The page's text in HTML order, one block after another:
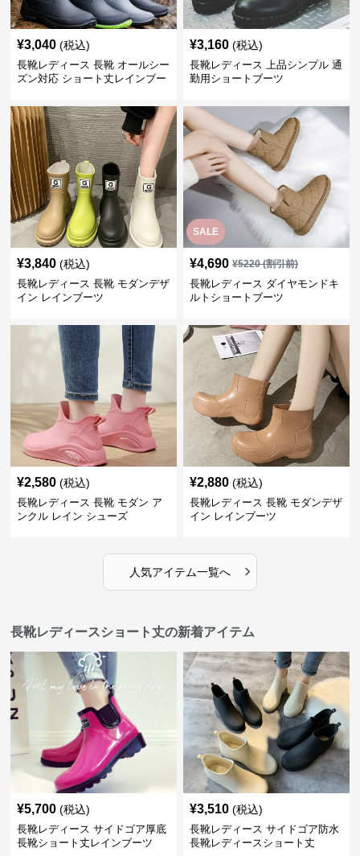
¥3,040 (税込)
長靴レディース 長靴 オールシー
ズン対応 ショート丈レインブー
¥3,160 (税込)
長靴レディース 上品シンプル 通
勤用ショートブーツ
¥3,840 (税込)
長靴レディース 長靴 モダンデザ
イン レインブーツ
SALE
¥4,690 ¥5220(割引前)
長靴レディース ダイヤモンドキ
ルトショートブーツ
¥2,580 (税込)
長靴レディース 長靴 モダン ア
ンクル レイン シューズ
¥2,880 (税込)
長靴レディース 長靴 モダンデザ
イン レインブーツ
人気アイテム一覧へ ›
長靴レディースショート丈の新着アイテム
¥5,700 (税込)
長靴レディース サイドゴア厚底
長靴ショート丈レインブーツ
¥3,510 (税込)
長靴レディース サイドゴア防水
長靴レディースショート丈